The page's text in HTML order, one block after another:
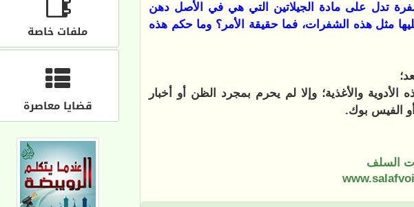
تدل على مادة الجيلاتين التي هي في الأصل دهن
مثل هذه الشفرات، فما حقيقة الأمر؟ وما حكم هذه
والأغذية؛ وإلا لم يحرم بمجرد الظن أو أخبار
الفيس بوك.
السلف
ملفات خاصة
قضايا معاصرة